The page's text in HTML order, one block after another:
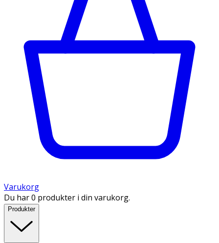
Varukorg
Du har 0 produkter i din varukorg.
Produkter